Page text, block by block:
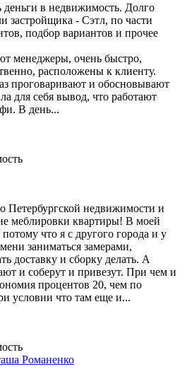
в недвижимость. Долго
застройщика - Сэтл, по части
подбор вариантов и прочее
менеджеры, очень быстро,
расположены к клиенту.
проговаривают и обосновывают
для себя вывод, что работают
В день...
Петербургской недвижимости и
меблировки квартиры! В моей
что я с другого города и у
заниматься замерами,
доставку и сборку делать. А
и соберут и привезут. При чем и
процентов 20, чем по
условии что там еще и...
Романенко